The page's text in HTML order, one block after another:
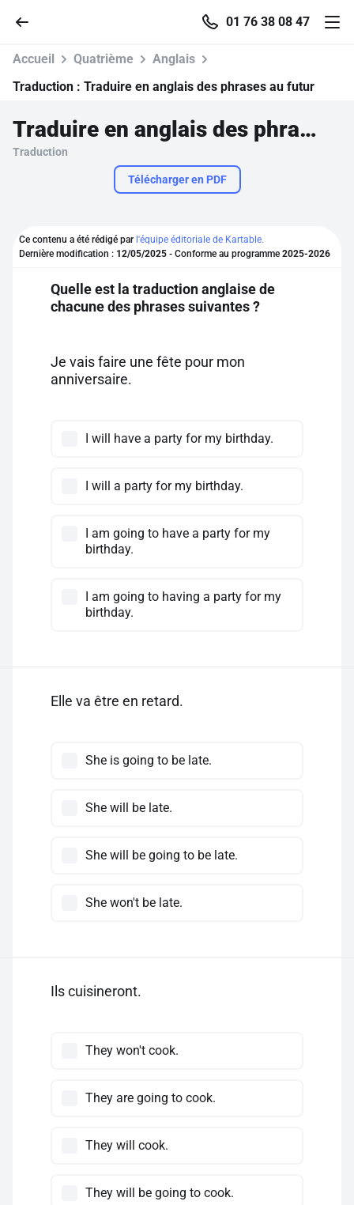
01 76 38 08 47
Accueil
Se connecter
S'inscrire gratuitement
Accueil Quatrième
Anglais
Traduction : Traduire en anglais des phrases au futur
Traduire en anglais des phrases au futur
Traduction
Télécharger en PDF
Ce contenu a été rédigé par l'équipe éditoriale de Kartable.
Dernière modification : 12/05/2025 - Conforme au programme 2025-2026
Quelle est la traduction anglaise de
chacune des phrases suivantes ?
Je vais faire une fête pour mon
anniversaire.
I will have a party for my birthday.
I will a party for my birthday.
I am going to have a party for my
birthday.
I am going to having a party for my
birthday.
Elle va être en retard.
She is going to be late.
She will be late.
She will be going to be late.
She won't be late.
Ils cuisineront.
They won't cook.
They are going to cook.
They will cook.
They will be going to cook.